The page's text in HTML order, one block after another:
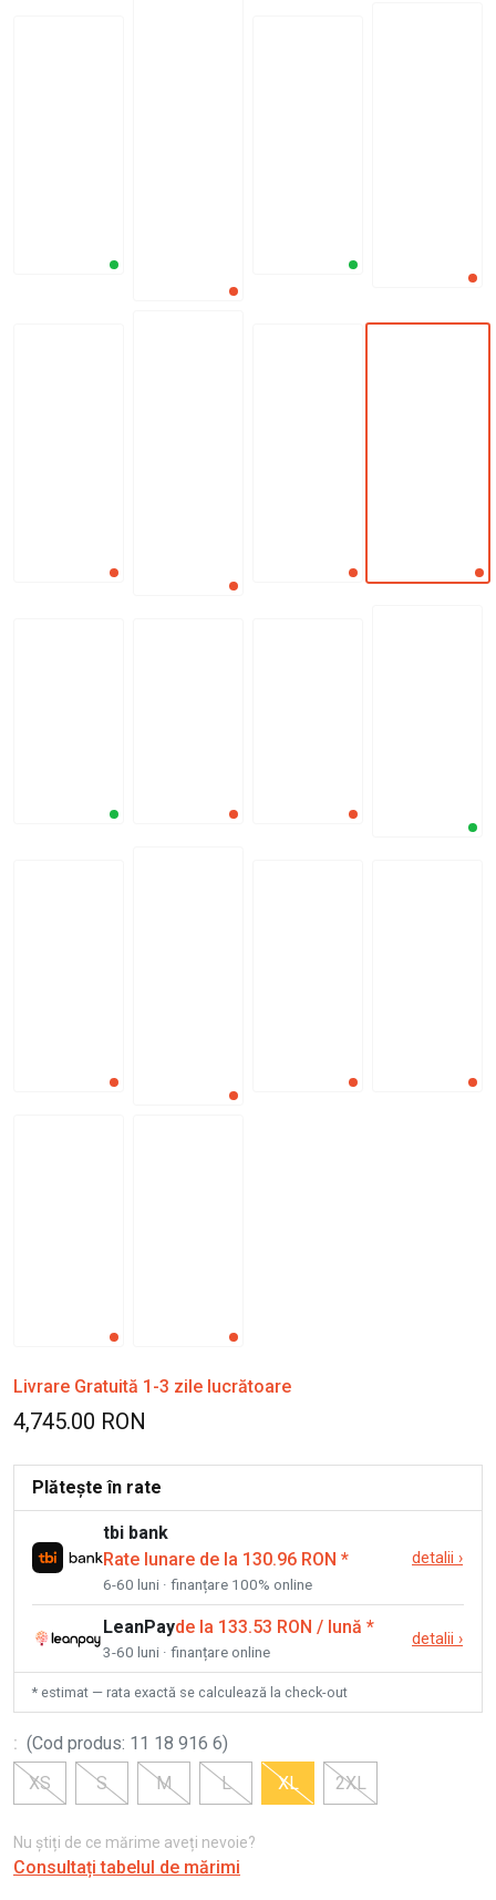
Livrare Gratuită 1-3 zile lucrătoare
4,745.00 RON
Plătește în rate
tbi bank
Rate lunare de la 130.96 RON *
6-60 luni · finanțare 100% online
detalii ›
LeanPayde la 133.53 RON / lună *
3-60 luni · finanțare online
detalii ›
* estimat — rata exactă se calculează la check-out
: (Cod produs: 11 18 916 6)
XS
S M L XL 2XL
Nu știți de ce mărime aveți nevoie?
Consultați tabelul de mărimi